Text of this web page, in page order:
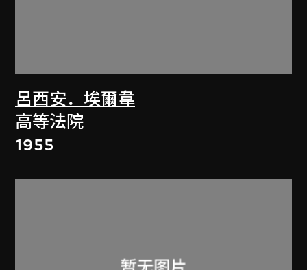
呂西安．埃爾韋
高等法院
1955